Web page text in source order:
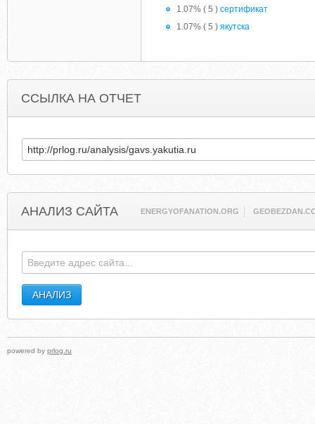
1.07% ( 5 ) сертификат
1.07% ( 5 ) якутска
ССЫЛКА НА ОТЧЕТ
АНАЛИЗ САЙТА ENERGYOFANATION.ORG
powered by prlog.ru